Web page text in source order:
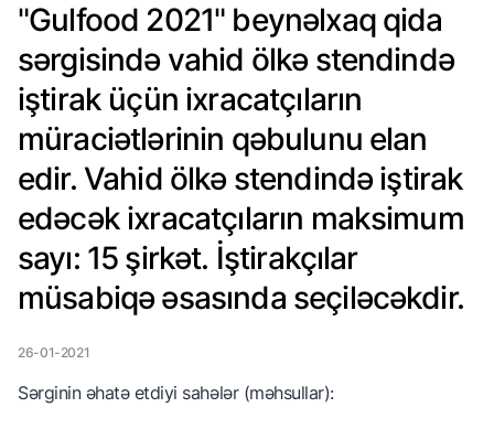
"Gulfood 2021" beynəlxaq qida
sərgisində vahid ölkə stendində
iştirak üçün ixracatçıların
müraciətlərinin qəbulunu elan
edir. Vahid ölkə stendində iştirak
edəcək ixracatçıların maksimum
sayı: 15 şirkət. İştirakçılar
müsabiqə əsasında seçiləcəkdir.
26-01-2021
Sərginin əhatə etdiyi sahələr (məhsullar):